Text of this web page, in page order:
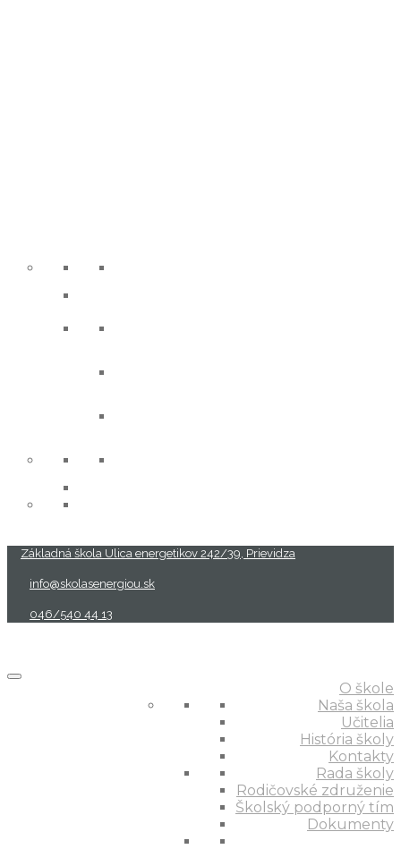
Základná škola Ulica energetikov 242/39, Prievidza
info@skolasenergiou.sk
046/540 44 13
O škole
Naša škola
Učitelia
História školy
Kontakty
Rada školy
Rodičovské združenie
Školský podporný tím
Dokumenty